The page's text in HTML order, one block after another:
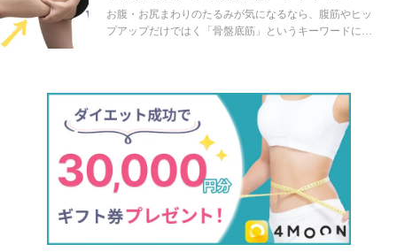
お腹・お尻まわりのたるみが気になるなら、腹筋やヒッ
プアップだけではく「骨盤底筋」というキーワードにも